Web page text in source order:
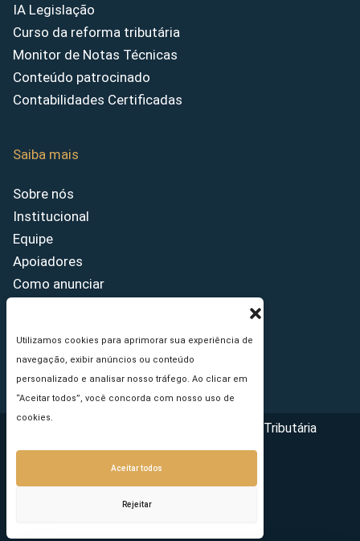
Utilizamos cookies para aprimorar sua experiência de
navegação, exibir anúncios ou conteúdo
personalizado e analisar nosso tráfego. Ao clicar em
“Aceitar todos”, você concorda com nosso uso de
cookies.
Aceitar todos
Rejeitar
IA Legislação
Curso da reforma tributária
Monitor de Notas Técnicas
Conteúdo patrocinado
Contabilidades Certificadas
Saiba mais
Sobre nós
Institucional
Equipe
Apoiadores
Como anunciar
Princípios Editoriais
Copyright © 2026 - Portal da Reforma Tributária